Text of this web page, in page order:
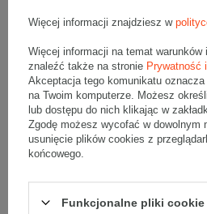
3-
Numer FEFCO
Składanie
Więcej informacji znajdziesz w
Więcej informacji na temat warunków
znaleźć także na stronie Prywatność
Akceptacja tego komunikatu
na Twoim komputerze. Możesz
lub dostępu do nich klikając w
Zgodę możesz wycofać w dowolnym
usunięcie plików cookies z
końcowego.
Funkcjonalne pliki cookie